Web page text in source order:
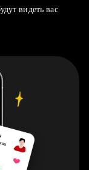
видеть вас